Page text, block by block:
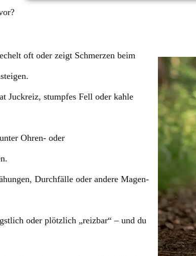
oft oder zeigt Schmerzen beim
Juckreiz, stumpfes Fell oder kahle
Ohren- oder
Durchfälle oder andere Magen-
oder plötzlich „reizbar“ – und du